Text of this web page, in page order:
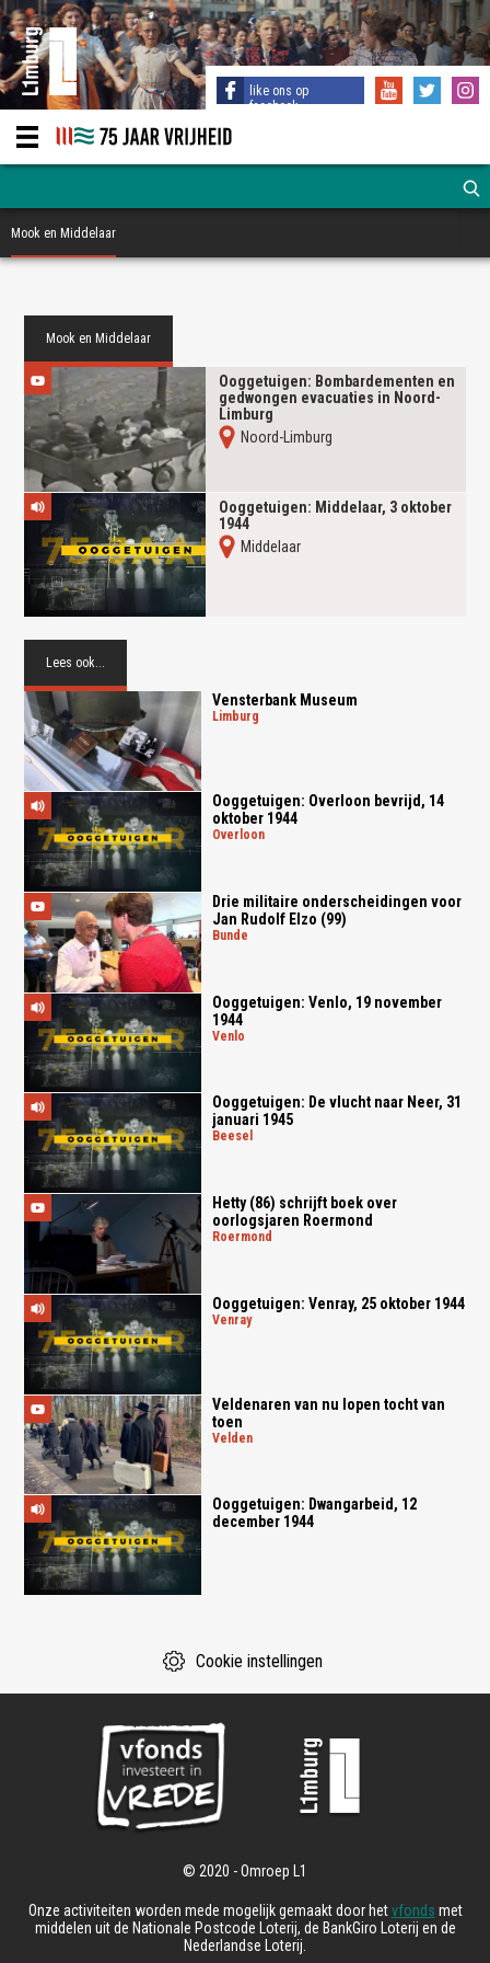
like ons op
facebook
Mook en Middelaar
Mook en Middelaar
Ooggetuigen: Bombardementen en
gedwongen evacuaties in Noord-
Limburg
Noord-Limburg
Ooggetuigen: Middelaar, 3 oktober
1944
Middelaar
Lees ook...
Ven­ster­bank Mu­se­um
limburg
Ooggetuigen: Overloon bevrijd, 14
oktober 1944
overloon
Drie militaire onderscheidingen voor
Jan Rudolf Elzo (99)
bunde
Ooggetuigen: Venlo, 19 november
1944
venlo
Ooggetuigen: De vlucht naar Neer, 31
januari 1945
beesel
Hetty (86) schrijft boek over
oorlogsjaren Roermond
roermond
Ooggetuigen: Venray, 25 oktober 1944
venray
Veldenaren van nu lopen tocht van
toen
velden
Ooggetuigen: Dwangarbeid, 12
december 1944
Cookie instellingen
Onze activiteiten worden mede mogelijk gemaakt door hetvfonds met
middelen uit de Nationale Postcode Loterij, de BankGiro Loterij en de
Nederlandse Loterij.